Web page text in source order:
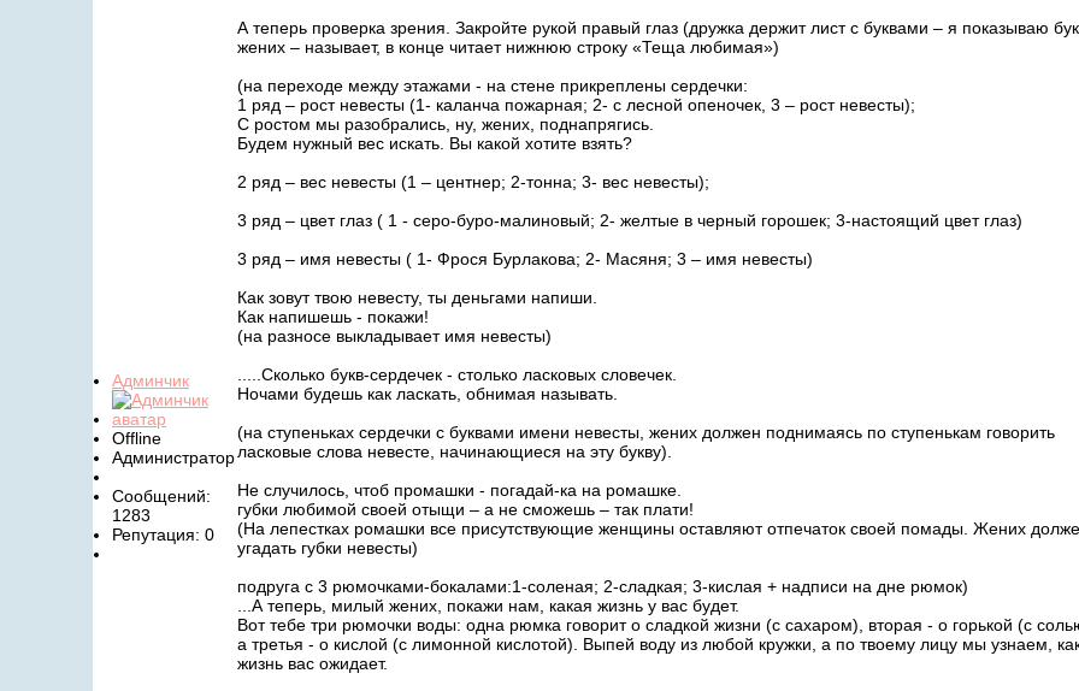
Админчик
Offline
Администратор
Сообщений:
1283
Репутация: 0
А теперь проверка зрения. Закройте рукой правый глаз (дружка держит лист с буквами – я показываю
жених – называет, в конце читает нижнюю строку «Теща любимая»)
(на переходе между этажами - на стене прикреплены сердечки:
1 ряд – рост невесты (1- каланча пожарная; 2- с лесной опеночек, 3 – рост невесты);
С ростом мы разобрались, ну, жених, поднапрягись.
Будем нужный вес искать. Вы какой хотите взять?
2 ряд – вес невесты (1 – центнер; 2-тонна; 3- вес невесты);
3 ряд – цвет глаз ( 1 - серо-буро-малиновый; 2- желтые в черный горошек; 3-настоящий цвет глаз)
3 ряд – имя невесты ( 1- Фрося Бурлакова; 2- Масяня; 3 – имя невесты)
Как зовут твою невесту, ты деньгами напиши.
Как напишешь - покажи!
(на разносе выкладывает имя невесты)
.....Сколько букв-сердечек - столько ласковых словечек.
Ночами будешь как ласкать, обнимая называть.
(на ступеньках сердечки с буквами имени невесты, жених должен поднимаясь по ступенькам говорить
ласковые слова невесте, начинающиеся на эту букву).
Не случилось, чтоб промашки - погадай-ка на ромашке.
губки любимой своей отыщи – а не сможешь – так плати!
(На лепестках ромашки все присутствующие женщины оставляют отпечаток своей помады. Жених
угадать губки невесты)
подруга с 3 рюмочками-бокалами:1-соленая; 2-сладкая; 3-кислая + надписи на дне рюмок)
...А теперь, милый жених, покажи нам, какая жизнь у вас будет.
Вот тебе три рюмочки воды: одна рюмка говорит о сладкой жизни (с сахаром), вторая - о горькой (с
а третья - о кислой (с лимонной кислотой). Выпей воду из любой кружки, а по твоему лицу мы узнаем,
жизнь вас ожидает.